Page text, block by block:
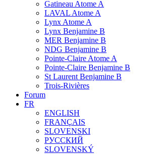
Gatineau Atome A
LAVAL Atome A
Lynx Atome A
Lynx Benjamine B
MER Benjamine B
NDG Benjamine B
Pointe-Claire Atome A
Pointe-Claire Benjamine B
St Laurent Benjamine B
Trois-Rivières
Forum
FR
ENGLISH
FRANÇAIS
SLOVENSKI
РУССКИЙ
SLOVENSKÝ